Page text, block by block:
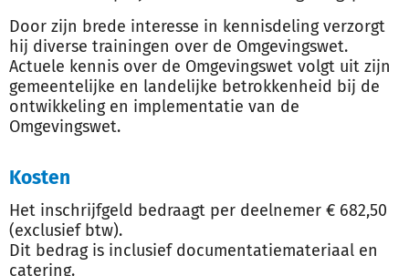
Door zijn brede interesse in kennisdeling verzorgt
hij diverse trainingen over de Omgevingswet.
Actuele kennis over de Omgevingswet volgt uit zijn
gemeentelijke en landelijke betrokkenheid bij de
ontwikkeling en implementatie van de
Omgevingswet.
Kosten
Het inschrijfgeld bedraagt per deelnemer € 682,50
(exclusief btw).
Dit bedrag is inclusief documentatiemateriaal en
catering.